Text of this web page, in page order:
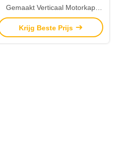
Gemaakt Verticaal Motorkap
Flens Boor- en Tapcentrum Met
≤0.015/3000
Krijg Beste Prijs